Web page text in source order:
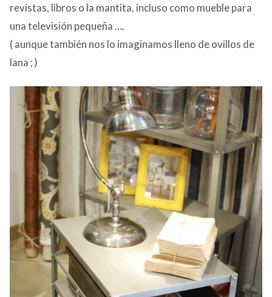
revistas, libros o la mantita, incluso como mueble para
una televisión pequeña ….
( aunque también nos lo imaginamos lleno de ovillos de
lana ; )